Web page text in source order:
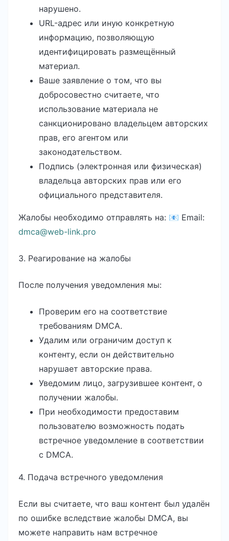
нарушено.
URL-адрес или иную конкретную
информацию, позволяющую
идентифицировать размещённый
материал.
Ваше заявление о том, что вы
добросовестно считаете, что
использование материала не
санкционировано владельцем авторских
прав, его агентом или
законодательством.
Подпись (электронная или физическая)
владельца авторских прав или его
официального представителя.
Жалобы необходимо отправлять на: 📧 Email:
dmca@web-link.pro
3. Реагирование на жалобы
После получения уведомления мы:
Проверим его на соответствие
требованиям DMCA.
Удалим или ограничим доступ к
контенту, если он действительно
нарушает авторские права.
Уведомим лицо, загрузившее контент, о
получении жалобы.
При необходимости предоставим
пользователю возможность подать
встречное уведомление в соответствии
с DMCA.
4. Подача встречного уведомления
Если вы считаете, что ваш контент был удалён
по ошибке вследствие жалобы DMCA, вы
можете направить нам встречное